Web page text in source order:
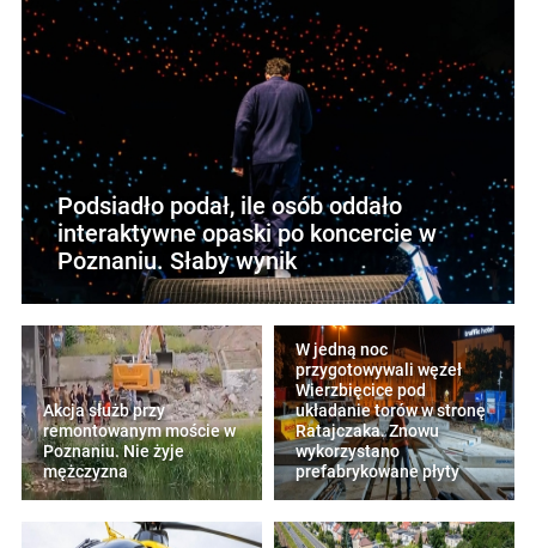
Podsiadło podał, ile osób oddało
interaktywne opaski po koncercie w
Poznaniu. Słaby wynik
Akcja służb przy
remontowanym moście w
Poznaniu. Nie żyje
mężczyzna
W jedną noc
przygotowywali węzeł
Wierzbięcice pod
układanie torów w stronę
Ratajczaka. Znowu
wykorzystano
prefabrykowane płyty